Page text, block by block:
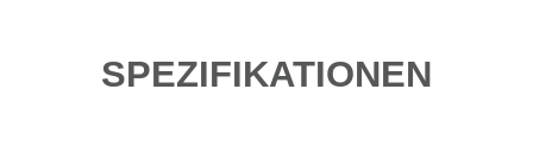
SPEZIFIKATIONEN